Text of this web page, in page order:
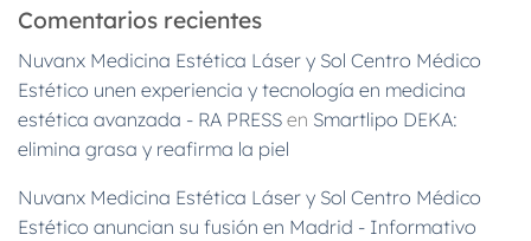
Comentarios recientes
Nuvanx Medicina Estética Láser y Sol Centro Médico
Estético unen experiencia y tecnología en medicina
estética avanzada - RA PRESS en Smartlipo DEKA:
elimina grasa y reafirma la piel
Nuvanx Medicina Estética Láser y Sol Centro Médico
Estético anuncian su fusión en Madrid - Informativo